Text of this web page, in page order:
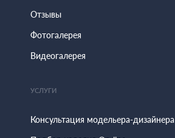
Отзывы
Фотогалерея
Видеогалерея
УСЛУГИ
Консультация модельера-дизайнера